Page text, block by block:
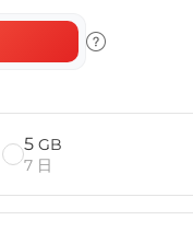
5 GB
7 日